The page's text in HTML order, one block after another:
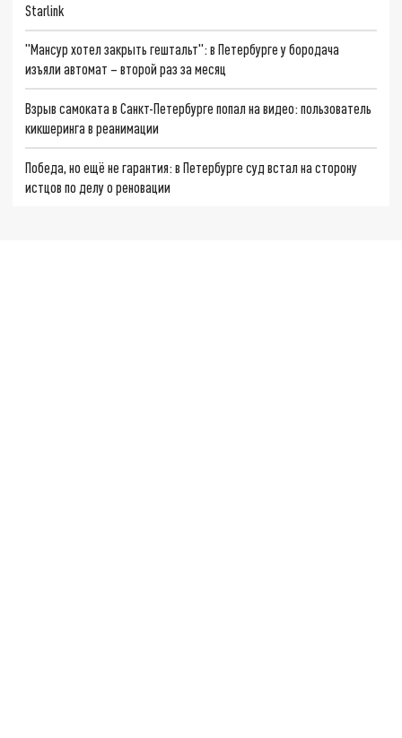
Starlink
"Мансур хотел закрыть гештальт": в Петербурге у бородача
изъяли автомат – второй раз за месяц
Взрыв самоката в Санкт-Петербурге попал на видео: пользователь
кикшеринга в реанимации
Победа, но ещё не гарантия: в Петербурге суд встал на сторону
истцов по делу о реновации